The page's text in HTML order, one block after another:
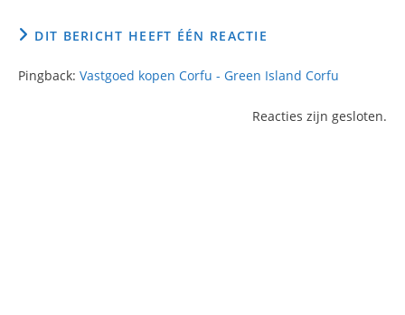
DIT BERICHT HEEFT ÉÉN REACTIE
Pingback: Vastgoed kopen Corfu - Green Island Corfu
Reacties zijn gesloten.